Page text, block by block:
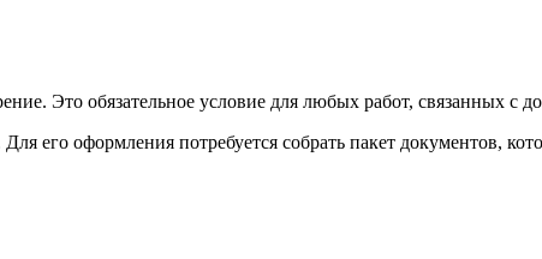
Это обязательное условие для любых работ, связанных с
его оформления потребуется собрать пакет документов,